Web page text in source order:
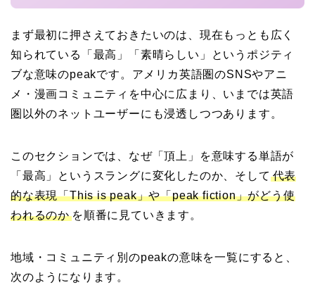
まず最初に押さえておきたいのは、現在もっとも広く
知られている「最高」「素晴らしい」というポジティ
ブな意味のpeakです。アメリカ英語圏のSNSやアニ
メ・漫画コミュニティを中心に広まり、いまでは英語
圏以外のネットユーザーにも浸透しつつあります。
このセクションでは、なぜ「頂上」を意味する単語が
「最高」というスラングに変化したのか、そして 代表
的な表現「This is peak」や「peak fiction」がどう使
われるのか を順番に見ていきます。
地域・コミュニティ別のpeakの意味を一覧にすると、
次のようになります。